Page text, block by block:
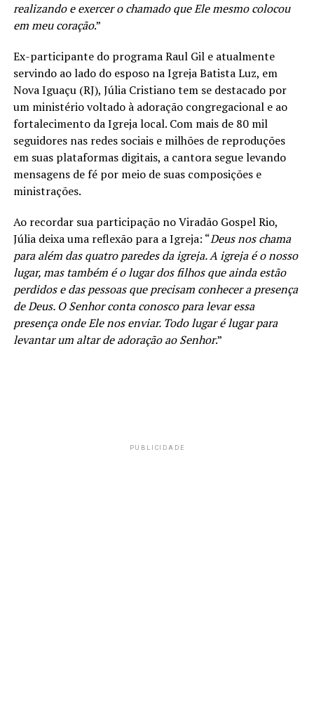
https://www.instagram.com/beaguimaraesoficial
realizando e exercer o chamado que Ele mesmo colocou
em meu coração.”
Ex-participante do programa Raul Gil e atualmente
servindo ao lado do esposo na Igreja Batista Luz, em
Nova Iguaçu (RJ), Júlia Cristiano tem se destacado por
um ministério voltado à adoração congregacional e ao
fortalecimento da Igreja local. Com mais de 80 mil
seguidores nas redes sociais e milhões de reproduções
em suas plataformas digitais, a cantora segue levando
mensagens de fé por meio de suas composições e
ministrações.
Ao recordar sua participação no Viradão Gospel Rio,
Júlia deixa uma reflexão para a Igreja: “Deus nos chama
para além das quatro paredes da igreja. A igreja é o nosso
lugar, mas também é o lugar dos filhos que ainda estão
perdidos e das pessoas que precisam conhecer a presença
de Deus. O Senhor conta conosco para levar essa
presença onde Ele nos enviar. Todo lugar é lugar para
levantar um altar de adoração ao Senhor.”
PUBLICIDADE